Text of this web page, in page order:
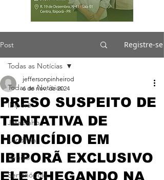
Post Registre-se
Todas as Notícias
Ibiporã
Jataizinho
Londrina
Região
Sertanópolis
Todas as Notícias
PRESO SUSPEITO DE
TENTATIVA DE
HOMICÍDIO EM
IBIPORÃ EXCLUSIVO
ELE CHEGANDO NA
jeffersonpinheirod
6 de nov. de 2024